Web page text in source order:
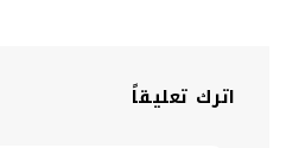
اترك تعليقاً